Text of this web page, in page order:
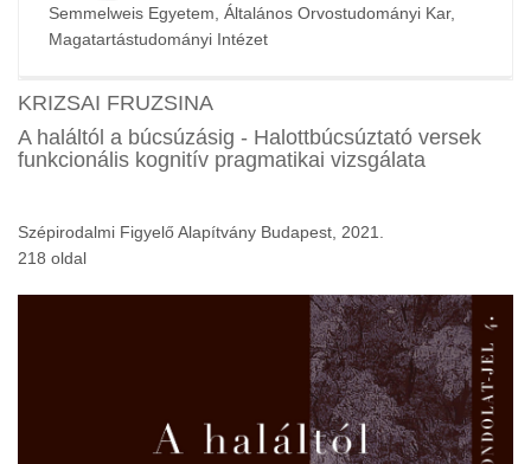
Semmelweis Egyetem, Általános Orvostudományi Kar,
Magatartástudományi Intézet
KRIZSAI FRUZSINA
A haláltól a búcsúzásig - Halottbúcsúztató versek
funkcionális kognitív pragmatikai vizsgálata
Szépirodalmi Figyelő Alapítvány Budapest, 2021.
218 oldal